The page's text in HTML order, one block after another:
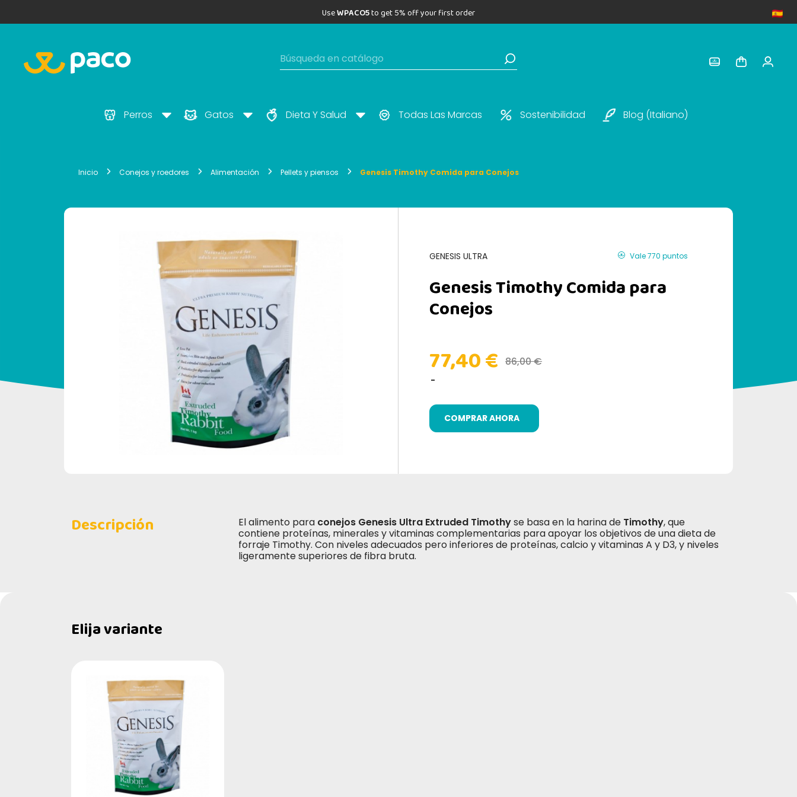
UseWPACO5to get 5% off your first order
Perros Gatos Dieta Y Salud Todas Las Marcas Sostenibilidad Blog (italiano)
Inicio Conejos y roedores Alimentación Pellets y piensos Genesis Timothy Comida para Conejos
GENESIS ULTRA Vale 770 puntos
Genesis Timothy Comida para
Conejos
77,40 € 86,00 €
COMPRAR AHORA
Descripción El alimento para conejos Genesis Ultra Extruded Timothyse basa en la harina de Timothy, que
contiene proteínas, minerales y vitaminas complementarias para apoyar los objetivos de una dieta de
forraje Timothy. Con niveles adecuados pero inferiores de proteínas, calcio y vitaminas A y D3, y niveles
ligeramente superiores de fibra bruta.
Elija variante